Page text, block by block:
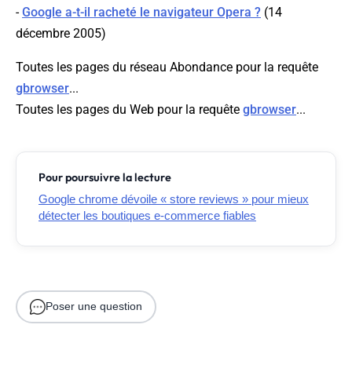
-Google a-t-il racheté le navigateur Opera ? (14
décembre 2005)
Toutes les pages du réseau Abondance pour la requête
gbrowser...
Toutes les pages du Web pour la requête gbrowser...
Pour poursuivre la lecture
Google chrome dévoile « store reviews » pour mieux
détecter les boutiques e-commerce fiables
Poser une question